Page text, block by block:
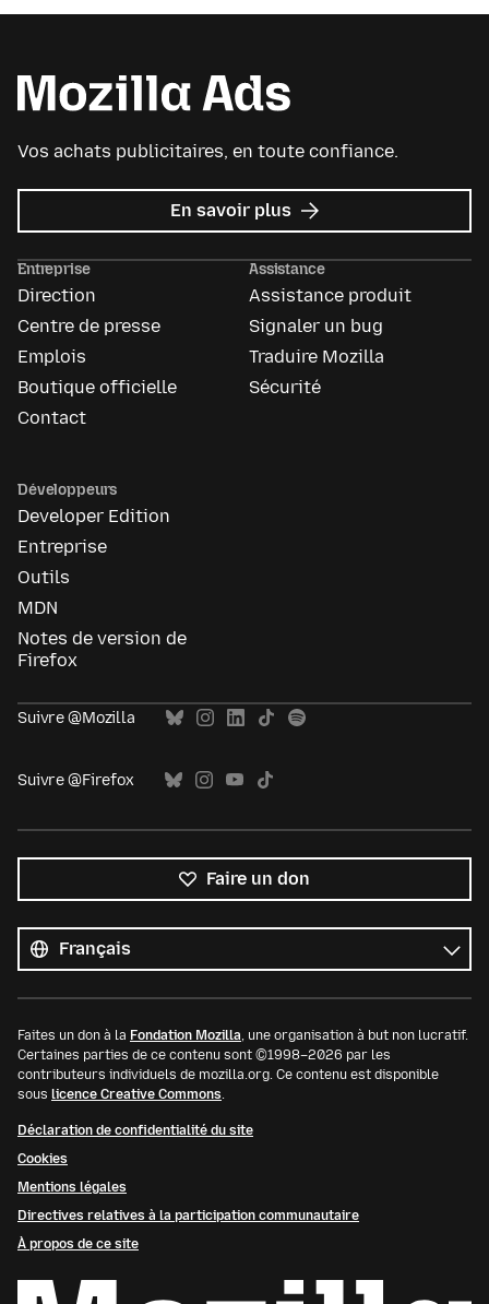
Vos achats publicitaires, en toute confiance.
En savoir plus sur
Mozilla
Entreprise
Direction
Centre de presse
Emplois
Boutique officielle
Contact
Assistance
Assistance produit
Signaler un bug
Traduire Mozilla
Sécurité
Développeurs
Developer Edition
Entreprise
Outils
MDN
Notes de version de
Firefox
Suivre @Mozilla
Suivre @Firefox
Faire un don
les
langues
Langue
Faites un don à la Fondation Mozilla, une organisation à but non lucratif.
Certaines parties de ce contenu sont ©1998–2026 par les
contributeurs individuels de mozilla.org. Ce contenu est disponible
sous licence Creative Commons.
Déclaration de confidentialité du site
Cookies
Mentions légales
Directives relatives à la participation communautaire
À propos de ce site